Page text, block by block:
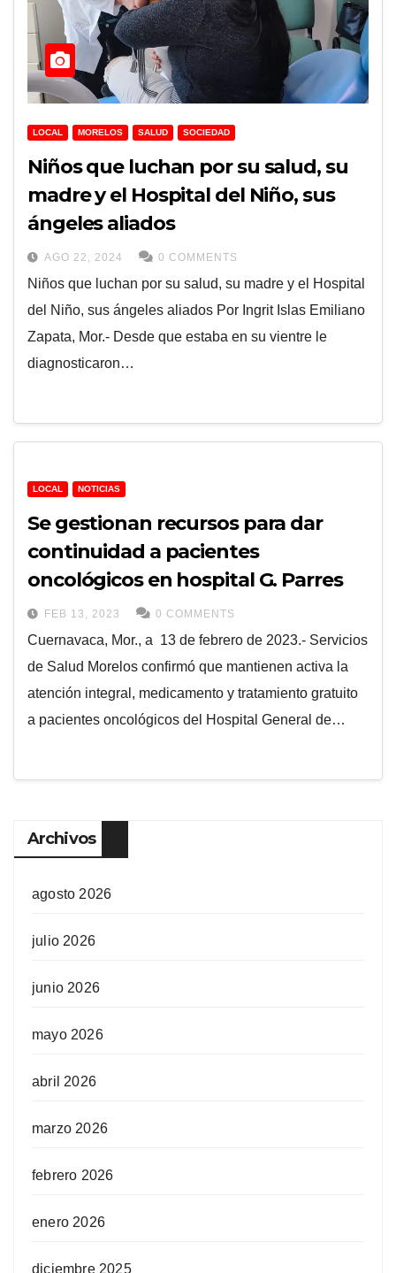
LOCAL MORELOS SALUD SOCIEDAD
Niños que luchan por su salud, su
madre y el Hospital del Niño, sus
ángeles aliados
AGO 22, 2024 0 COMMENTS
Niños que luchan por su salud, su madre y el Hospital
del Niño, sus ángeles aliados Por Ingrit Islas Emiliano
Zapata, Mor.- Desde que estaba en su vientre le
diagnosticaron…
LOCAL NOTICIAS
Se gestionan recursos para dar
continuidad a pacientes
oncológicos en hospital G. Parres
FEB 13, 2023 0 COMMENTS
Cuernavaca, Mor., a 13 de febrero de 2023.- Servicios
de Salud Morelos confirmó que mantienen activa la
atención integral, medicamento y tratamiento gratuito
a pacientes oncológicos del Hospital General de…
Archivos
agosto 2026
julio 2026
junio 2026
mayo 2026
abril 2026
marzo 2026
febrero 2026
enero 2026
diciembre 2025